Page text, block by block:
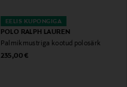
EELIS KUPONGIGA
POLO RALPH LAUREN
Palmikmustriga kootud polosärk
Original Price
235,00 €